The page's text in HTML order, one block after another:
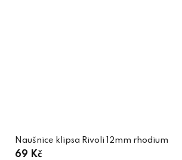
Naušnice klipsa Rivoli 12mm rhodium
69 Kč